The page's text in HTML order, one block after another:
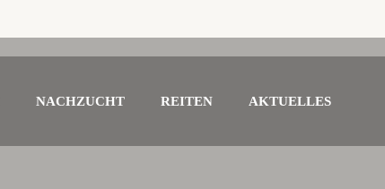
NACHZUCHT REITEN AKTUELLES